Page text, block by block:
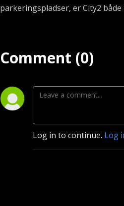
parkeringspladser, er City2
Comment (0)
Log in to continue. Log